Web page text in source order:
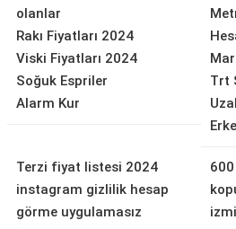
olanlar
Rakı Fiyatları 2024
Viski Fiyatları 2024
Soğuk Espriler
Alarm Kur
Trt
Terzi fiyat listesi 2024
instagram gizlilik hesap
görme uygulamasız